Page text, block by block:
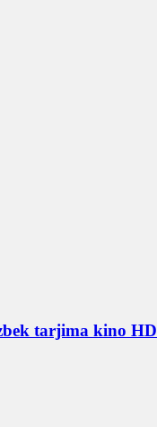
tarjima kino HD